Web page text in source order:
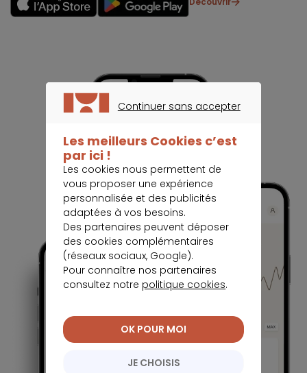
Continuer sans accepter
Les meilleurs Cookies c’est
par ici !
Les cookies nous permettent de
vous proposer une expérience
personnalisée et des publicités
adaptées à vos besoins.
Des partenaires peuvent déposer
des cookies complémentaires
(réseaux sociaux, Google).
Pour connaître nos partenaires
consultez notre politique cookies.
JE CHOISIS
OK POUR MOI